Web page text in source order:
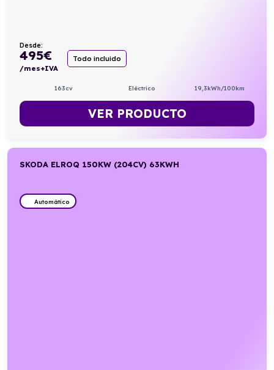
Desde:
495€
/mes+IVA
Todo incluido
163cv Eléctrico 19,3kWh/100km
VER PRODUCTO
SKODA ELROQ 150KW (204CV) 63KWH
Automático